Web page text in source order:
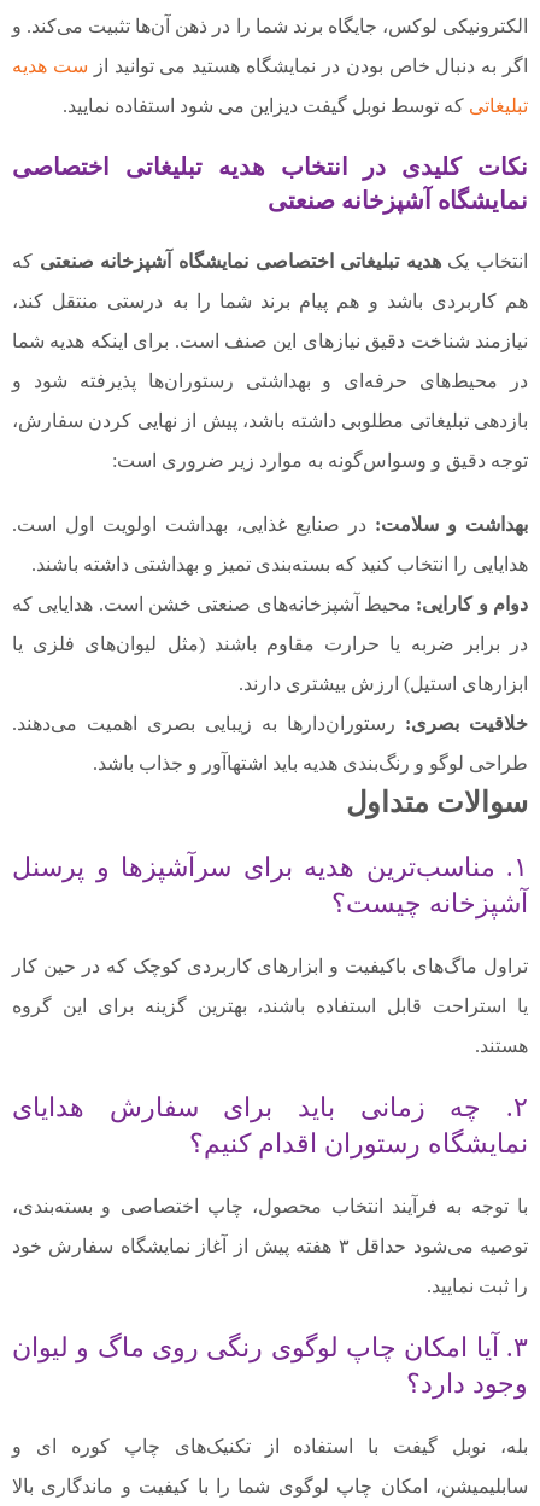
الکترونیکی لوکس، جایگاه برند شما را در ذهن آن‌ها تثبیت می‌کند. و
اگر به دنبال خاص بودن در نمایشگاه هستید می توانید از ست هدیه
تبلیغاتی که توسط نوبل گیفت دیزاین می شود استفاده نمایید.
نکات کلیدی در انتخاب هدیه تبلیغاتی اختصاصی
نمایشگاه آشپزخانه صنعتی
انتخاب یکهدیه تبلیغاتی اختصاصی نمایشگاه آشپزخانه صنعتی که
هم کاربردی باشد و هم پیام برند شما را به درستی منتقل کند،
نیازمند شناخت دقیق نیازهای این صنف است. برای اینکه هدیه شما
در محیط‌های حرفه‌ای و بهداشتی رستوران‌ها پذیرفته شود و
بازدهی تبلیغاتی مطلوبی داشته باشد، پیش از نهایی کردن سفارش،
توجه دقیق و وسواس‌گونه به موارد زیر ضروری است:
بهداشت و سلامت: در صنایع غذایی، بهداشت اولویت اول است.
هدایایی را انتخاب کنید که بسته‌بندی تمیز و بهداشتی داشته باشند.
دوام و کارایی: محیط آشپزخانه‌های صنعتی خشن است. هدایایی که
در برابر ضربه یا حرارت مقاوم باشند (مثل لیوان‌های فلزی یا
ابزارهای استیل) ارزش بیشتری دارند.
خلاقیت بصری: رستوران‌دارها به زیبایی بصری اهمیت می‌دهند.
طراحی لوگو و رنگ‌بندی هدیه باید اشتهاآور و جذاب باشد.
سوالات متداول
۱. مناسب‌ترین هدیه برای سرآشپزها و پرسنل
آشپزخانه چیست؟
تراول ماگ‌های باکیفیت و ابزارهای کاربردی کوچک که در حین کار
یا استراحت قابل استفاده باشند، بهترین گزینه برای این گروه
هستند.
۲. چه زمانی باید برای سفارش هدایای
نمایشگاه رستوران اقدام کنیم؟
با توجه به فرآیند انتخاب محصول، چاپ اختصاصی و بسته‌بندی،
توصیه می‌شود حداقل ۳ هفته پیش از آغاز نمایشگاه سفارش خود
را ثبت نمایید.
۳. آیا امکان چاپ لوگوی رنگی روی ماگ و لیوان
وجود دارد؟
بله، نوبل گیفت با استفاده از تکنیک‌های چاپ کوره ای و
سابلیمیشن، امکان چاپ لوگوی شما را با کیفیت و ماندگاری بالا